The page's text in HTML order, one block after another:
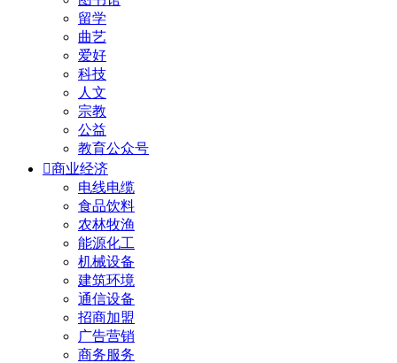
留学
曲艺
爱好
科技
人文
宗教
公益
教育公众号
商业经济
电线电缆
食品饮料
农林牧渔
能源化工
机械设备
建筑环境
通信设备
招商加盟
广告营销
商务服务